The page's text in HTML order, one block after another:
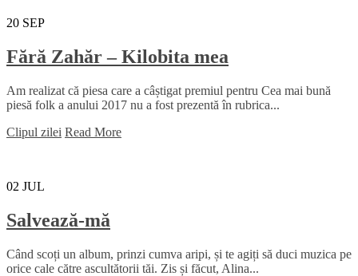
20 SEP
Fără Zahăr – Kilobita mea
Am realizat că piesa care a câștigat premiul pentru Cea mai bună
piesă folk a anului 2017 nu a fost prezentă în rubrica...
Clipul zilei Read More
02 JUL
Salvează-mă
Când scoți un album, prinzi cumva aripi, și te agiți să duci muzica pe
orice cale către ascultătorii tăi. Zis și făcut, Alina...